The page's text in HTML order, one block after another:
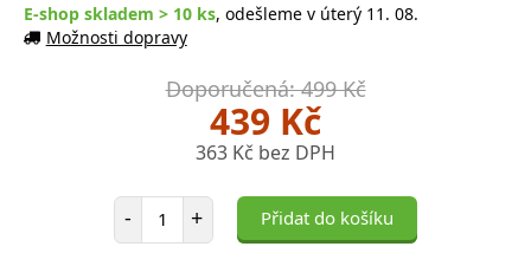
E-shop skladem > 10 ks, odešleme v úterý 11. 08.
Možnosti dopravy
Doporučená: 499 Kč
439 Kč
363 Kč bez DPH
- Počet položek
+ Přidat do košíku